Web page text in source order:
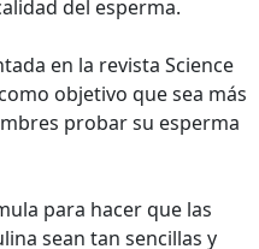
del esperma.
en la revista Science
objetivo que sea más
probar su esperma
para hacer que las
sean tan sencillas y